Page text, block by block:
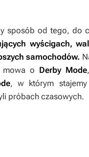
sposób od tego, do
wyścigach,
samochodów.
mowa o Derby Mode
, w którym
próbach czasowych.